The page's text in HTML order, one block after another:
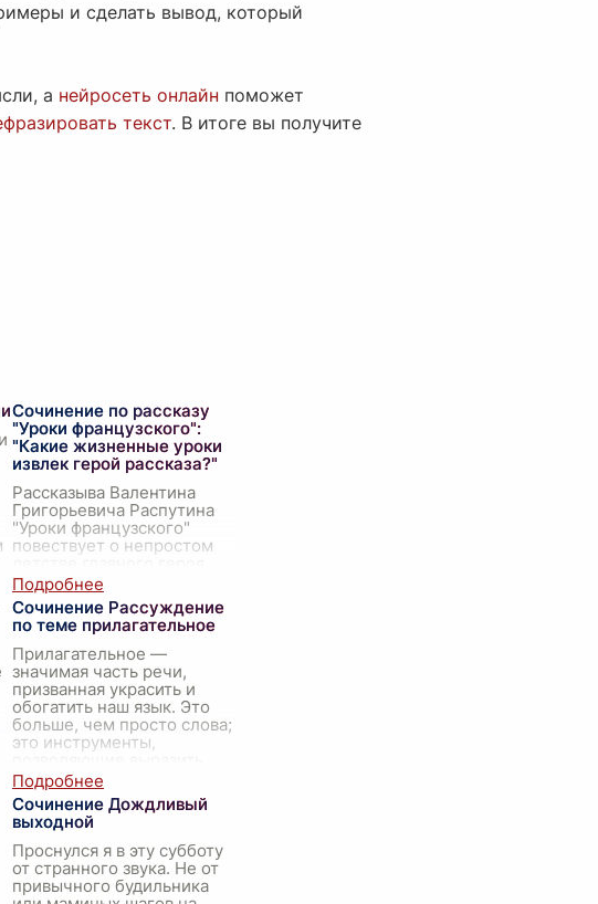
и сделать вывод, который
а нейросеть онлайн поможет
текст. В итоге вы получите
Сочинение по рассказу
"Уроки французского":
"Какие жизненные уроки
извлек герой рассказа?"
Рассказыва Валентина
Григорьевича Распутина
"Уроки французского"
повествует о непростом
который сталкивается с
суровыми жизненными
испытаниями. Однако,
несм...
Сочинение Рассуждение
по теме прилагательное
Прилагательное —
значимая часть речи,
призванная украсить и
обогатить наш язык. Это
больше, чем просто слова;
это инструменты,
эмоции и передать
атмосферу. При...
Сочинение Дождливый
выходной
Проснулся я в эту субботу
от странного звука. Не от
привычного будильника